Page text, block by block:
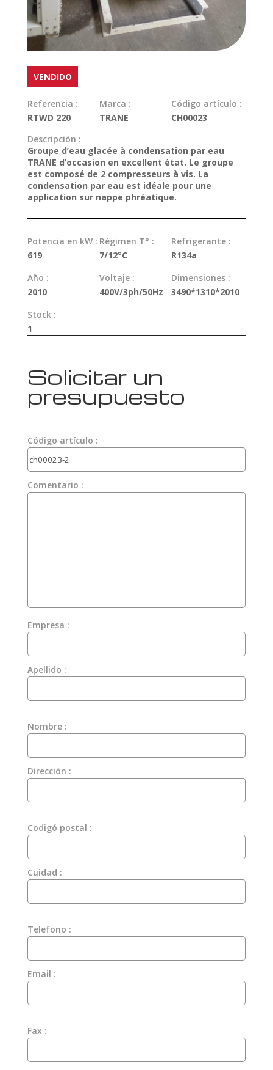
VENDIDO
Referencia :
RTWD 220
Marca :
TRANE
Código artículo :
CH00023
Descripción :
Groupe d’eau glacée à condensation par eau
TRANE d’occasion en excellent état. Le groupe
est composé de 2 compresseurs à vis. La
condensation par eau est idéale pour une
application sur nappe phréatique.
Potencia en kW :
619
Régimen T° :
7/12°C
Refrigerante :
R134a
Año :
2010
Voltaje :
400V/3ph/50Hz
Dimensiones :
3490*1310*2010
Stock :
1
Solicitar un
presupuesto
Código artículo :
Comentario :
Empresa :
Apellido :
Nombre :
Dirección :
Codigó postal :
Cuidad :
Telefono :
Email :
Fax :